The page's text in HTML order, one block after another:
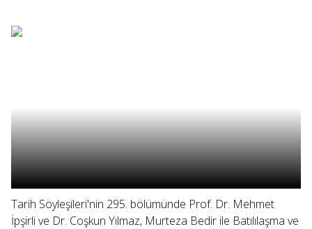
Tarih Söyleşileri'nin 295. bölümünde Prof. Dr. Mehmet
İpşirli ve Dr. Coşkun Yılmaz, Murteza Bedir ile Batılılaşma ve